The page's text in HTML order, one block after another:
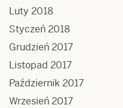
Luty 2018
Styczeń 2018
Grudzień 2017
Listopad 2017
Październik 2017
Wrzesień 2017